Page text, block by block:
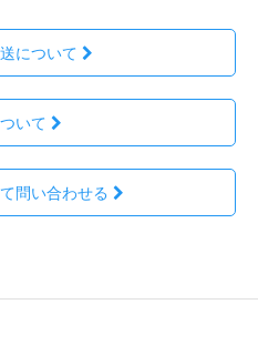
について
いて
問い合わせる